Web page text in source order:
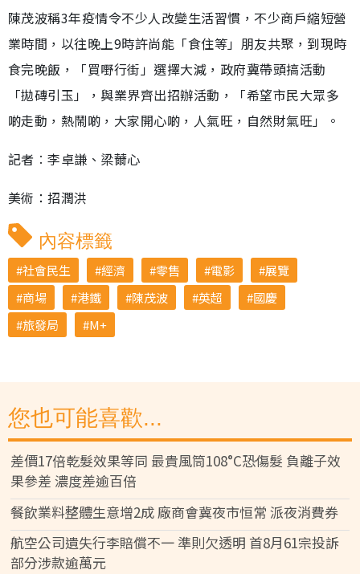
陳茂波稱3年疫情令不少人改變生活習慣，不少商戶縮短營
業時間，以往晚上9時許尚能「食住等」朋友共聚，到現時
食完晚飯，「買嘢行街」選擇大減，政府冀帶頭搞活動
「拋磚引玉」，與業界齊出招辦活動，「希望市民大眾多
啲走動，熱鬧啲，大家開心啲，人氣旺，自然財氣旺」。
記者︰李卓謙、梁薾心
美術：招潤洪
內容標籤
社會民生 經濟 零售 電影
展覽
商場
港鐵 陳茂波 英超
國慶
旅發局
M+
您也可能喜歡...
差價17倍乾髮效果等同 最貴風筒108°C恐傷髮 負離子效
果參差 濃度差逾百倍
餐飲業料整體生意增2成 廠商會冀夜市恒常 派夜消費券
航空公司遺失行李賠償不一 準則欠透明 首8月61宗投訴
部分涉款逾萬元